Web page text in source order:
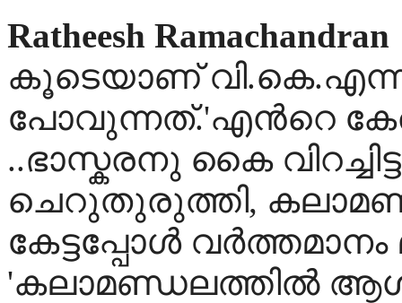
Ratheesh Ramachandran
കൂടെയാണ്
പോവുന്നത്.'എന്‍റെ
..ഭാസ്കരനു കൈ
ചെറുതുരുത്തി,
കേട്ടപ്പോള്‍
'കലാമണ്ഡലത്തില്‍